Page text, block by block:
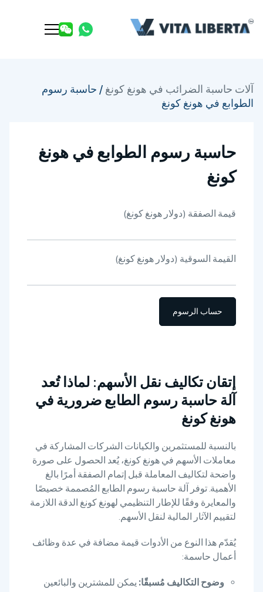
آلات حاسبة الضرائب في هونغ كونغ/ حاسبة رسوم
الطوابع في هونغ كونغ
حاسبة رسوم الطوابع في هونغ
كونغ
قيمة الصفقة (دولار هونغ كونغ)
القيمة السوقية (دولار هونغ كونغ)
حساب الرسوم
إتقان تكاليف نقل الأسهم: لماذا تُعد
آلة حاسبة رسوم الطابع ضرورية في
هونغ كونغ
بالنسبة للمستثمرين والكيانات الشركات المشاركة في
معاملات الأسهم في هونغ كونغ، يُعد الحصول على صورة
واضحة لتكاليف المعاملة قبل إتمام الصفقة أمرًا بالغ
الأهمية. توفر آلة حاسبة رسوم الطابع المُصممة خصيصًا
والمعايرة وفقًا للإطار التنظيمي لهونغ كونغ الدقة اللازمة
لتقييم الآثار المالية لنقل الأسهم.
يُقدّم هذا النوع من الأدوات قيمة مضافة في عدة وظائف
أعمال حاسمة:
وضوح التكاليف مُسبقًا:يمكن للمشترين والبائعين